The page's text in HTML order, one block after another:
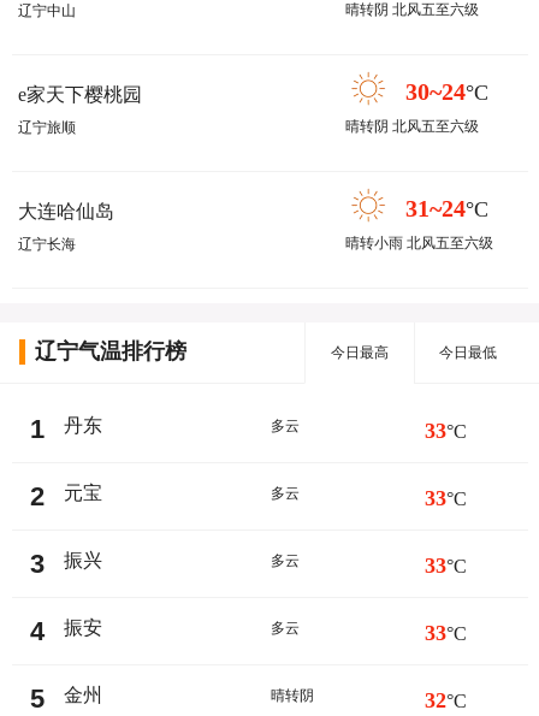
辽宁中山 晴转阴 北风五至六级
e家天下樱桃园
辽宁旅顺
30~24°C
晴转阴 北风五至六级
大连哈仙岛
辽宁长海
31~24°C
晴转小雨 北风五至六级
辽宁气温排行榜 今日最高 今日最低
1 丹东 多云 33°C
2 元宝 多云 33°C
3 振兴 多云 33°C
4 振安 多云 33°C
5 金州 晴转阴 32°C